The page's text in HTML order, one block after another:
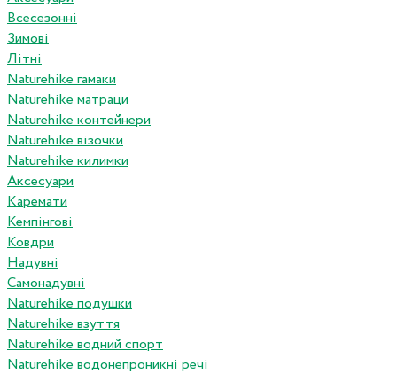
Всесезонні
Зимові
Літні
Naturehike гамаки
Naturehike матраци
Naturehike контейнери
Naturehike візочки
Naturehike килимки
Аксесуари
Каремати
Кемпінгові
Ковдри
Надувні
Самонадувні
Naturehike подушки
Naturehike взуття
Naturehike водний спорт
Naturehike водонепроникні речі